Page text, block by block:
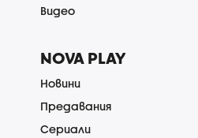
Видео
NOVA PLAY
Новини
Предавания
Сериали